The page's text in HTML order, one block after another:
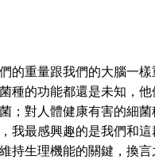
重量跟我們的大腦一樣
種的功能都還是未知，
；對人體健康有害的細
我最感興趣的是我們和
持生理機能的關鍵，換